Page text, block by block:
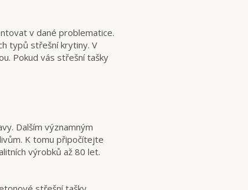
v dané problematice.
typů střešní krytiny. V
Pokud vás střešní tašky
Dalším významným
K tomu připočítejte
výrobků až 80 let.